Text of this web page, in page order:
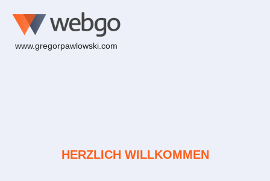
www.gregorpawlowski.com
HERZLICH WILLKOMMEN